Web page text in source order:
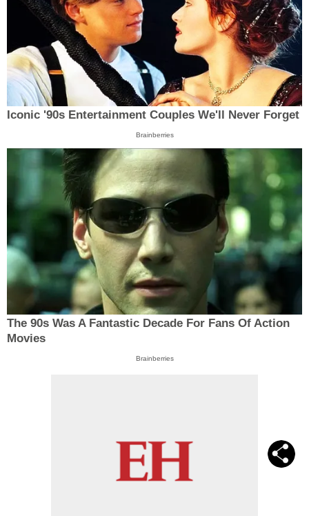
Iconic '90s Entertainment Couples We'll Never Forget
Brainberries
The 90s Was A Fantastic Decade For Fans Of Action
Movies
Brainberries